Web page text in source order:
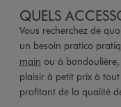
QUELS
Vous recherchez de
un besoin pratico
main ou à bandoulière,
plaisir à petit prix à
profitant de la qualité